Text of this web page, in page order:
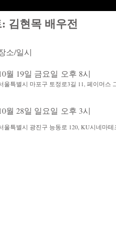
김현목 배우전
소/일시
월 19일 금요일 오후 8시
울특별시 마포구 토정로3길 11, 페이머스
월 28일 일요일 오후 3시
울특별시 광진구 능동로 120, KU시네마테